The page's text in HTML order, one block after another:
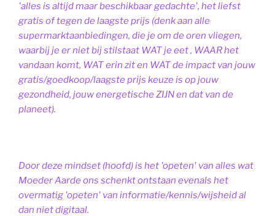
'alles is altijd maar beschikbaar gedachte', het liefst
gratis of tegen de laagste prijs (denk aan alle
supermarktaanbiedingen, die je om de oren vliegen,
waarbij je er niet bij stilstaat WAT je eet , WAAR het
vandaan komt, WAT erin zit en WAT de impact van jouw
gratis/goedkoop/laagste prijs keuze is op jouw
gezondheid, jouw energetische ZIJN en dat van de
planeet).
Door deze mindset (hoofd) is het 'opeten' van alles wat
Moeder Aarde ons schenkt ontstaan evenals het
overmatig 'opeten' van informatie/kennis/wijsheid al
dan niet digitaal.